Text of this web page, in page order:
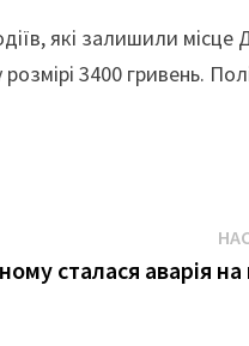
які залишили
3400 гривень.
сталася аварія